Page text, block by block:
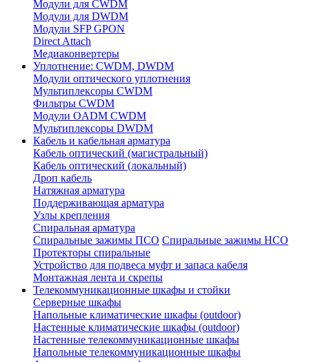
Модули для CWDM
Модули для DWDM
Модули SFP GPON
Direct Attach
Медиаконвертеры
Уплотнение: CWDM, DWDM
Модули оптического уплотнения
Мультиплексоры CWDM
Фильтры CWDM
Модули OADM CWDM
Мультиплексоры DWDM
Кабель и кабельная арматура
Кабель оптический (магистральный)
Кабель оптический (локальный)
Дроп кабель
Натяжная арматура
Поддерживающая арматура
Узлы крепления
Спиральная арматура
Спиральные зажимы ПСО Спиральные зажимы НСО
Протекторы спиральные
Устройство для подвеса муфт и запаса кабеля
Монтажная лента и скрепы
Телекоммуникационные шкафы и стойки
Серверные шкафы
Напольные климатические шкафы (outdoor)
Настенные климатические шкафы (outdoor)
Настенные телекоммуникационные шкафы
Напольные телекоммуникационные шкафы